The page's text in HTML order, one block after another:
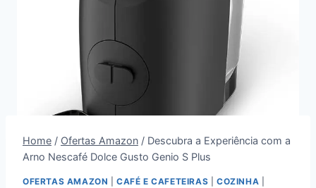
Home / Ofertas Amazon / Descubra a Experiência com a
Arno Nescafé Dolce Gusto Genio S Plus
OFERTAS AMAZON |CAFÉ E CAFETEIRAS |COZINHA